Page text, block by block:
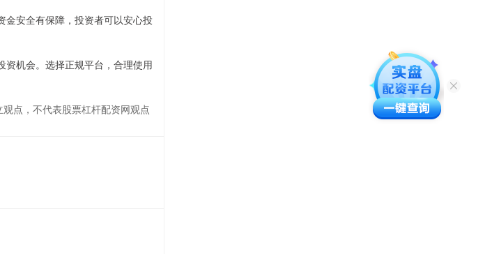
金安全有保障，投资者可以安心投
资机会。选择正规平台，合理使用
点，不代表股票杠杆配资网观点